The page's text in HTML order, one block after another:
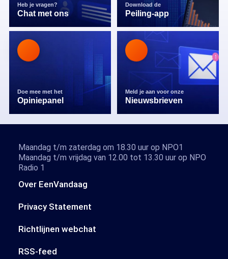
Heb je vragen?
Chat met ons
Download de
Peiling-app
Doe mee met het
Opiniepanel
Meld je aan voor onze
Nieuwsbrieven
Over EenVandaag
Privacy Statement
Richtlijnen webchat
RSS-feed
Maandag t/m zaterdag om 18.30 uur op NPO1
Maandag t/m vrijdag van 12.00 tot 13.30 uur op NPO
Radio 1